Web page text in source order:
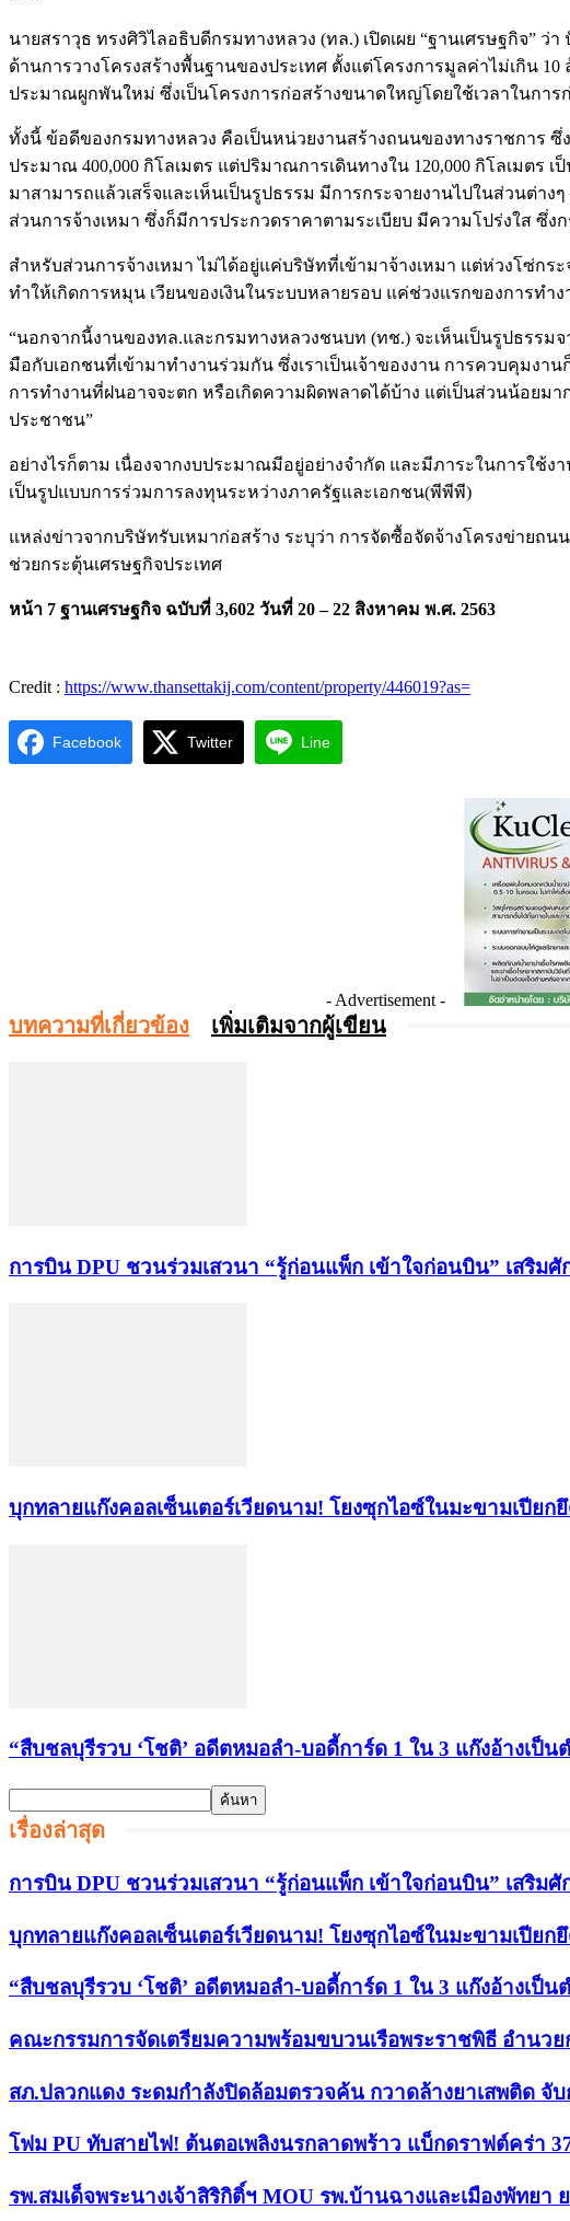
นายสราวุธ ทรงศิวิไลอธิบดีกรมทางหลวง (ทล.) เปิดเผย “ฐานเศรษฐกิจ”
ด้านการวางโครงสร้างพื้นฐานของประเทศ ตั้งแต่โครงการมูลค่าไม่เกิน
ประมาณผูกพันใหม่ ซึ่งเป็นโครงการก่อสร้างขนาดใหญ่โดยใช้เวลาในกา
ทั้งนี้ ข้อดีของกรมทางหลวง คือเป็นหน่วยงานสร้างถนนของทางราชการ ซึ่
ประมาณ 400,000 กิโลเมตร แต่ปริมาณการเดินทางใน 120,000 กิโลเมต
มาสามารถแล้วเสร็จและเห็นเป็นรูปธรรม มีการกระจายงานไปในส่วนต่า
ส่วนการจ้างเหมา ซึ่งก็มีการประกวดราคาตามระเบียบ มีความโปร่งใส ซึ่
สำหรับส่วนการจ้างเหมา ไม่ได้อยู่แค่บริษัทที่เข้ามาจ้างเหมา แต่ห่วงโซ่ก
ทำให้เกิดการหมุน เวียนของเงินในระบบหลายรอบ แค่ช่วงแรกของการท
“นอกจากนี้งานของทล.และกรมทางหลวงชนบท (ทช.) จะเห็นเป็นรูปธรรม
มือกับเอกชนที่เข้ามาทำงานร่วมกัน ซึ่งเราเป็นเจ้าของงาน การควบคุมง
การทำงานที่ฝนอาจจะตก หรือเกิดความผิดพลาดได้บ้าง แต่เป็นส่วนน้อยม
ประชาชน”
อย่างไรก็ตาม เนื่องจากงบประมาณมีอยู่อย่างจำกัด และมีภาระในการใช้
เป็นรูปแบบการร่วมการลงทุนระหว่างภาครัฐและเอกชน(พีพีพี)
แหล่งข่าวจากบริษัทรับเหมาก่อสร้าง ระบุว่า การจัดซื้อจัดจ้างโครงข่ายถ
ช่วยกระตุ้นเศรษฐกิจประเทศ
หน้า 7 ฐานเศรษฐกิจ ฉบับที่ 3,602 วันที่ 20 – 22 สิงหาคม พ.ศ. 2563
Credit : https://www.thansettakij.com/content/property/446019?as=
Facebook Twitter Line
- Advertisement -
บทความที่เกี่ยวข้อง เพิ่มเติมจากผู้เขียน
การบิน DPU ชวนร่วมเสวนา “รู้ก่อนแพ็ก เข้าใจก่อนบิน” เสริ
บุกทลายแก๊งคอลเซ็นเตอร์เวียดนาม! โยงซุกไอซ์ในมะขามเปีย
“สืบชลบุรีรวบ ‘โชติ’ อดีตหมอลำ-บอดี้การ์ด 1 ใน 3 แก๊งอ้างเป็น
เรื่องล่าสุด
การบิน DPU ชวนร่วมเสวนา “รู้ก่อนแพ็ก เข้าใจก่อนบิน” เสริ
บุกทลายแก๊งคอลเซ็นเตอร์เวียดนาม! โยงซุกไอซ์ในมะขามเปีย
“สืบชลบุรีรวบ ‘โชติ’ อดีตหมอลำ-บอดี้การ์ด 1 ใน 3 แก๊งอ้างเป็น
คณะกรรมการจัดเตรียมความพร้อมขบวนเรือพระราชพิธี อำนว
สภ.ปลวกแดง ระดมกำลังปิดล้อมตรวจค้น กวาดล้างยาเสพติด จั
โฟม PU ทับสายไฟ! ต้นตอเพลิงนรกลาดพร้าว แบ็กดราฟต์คร่า
รพ.สมเด็จพระนางเจ้าสิริกิติ์ฯ MOU รพ.บ้านฉางและเมืองพัทย